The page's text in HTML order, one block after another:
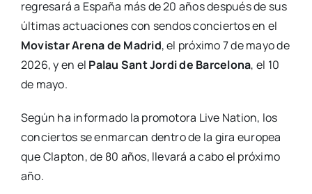
regresará a España más de 20 años después de sus
últimas actuaciones con sendos conciertos en el
Movistar Arena de Madrid, el próximo 7 de mayo de
2026, y en el Palau Sant Jordi de Barcelona, el 10
de mayo.
Según ha informado la promotora Live Nation, los
conciertos se enmarcan dentro de la gira europea
que Clapton, de 80 años, llevará a cabo el próximo
año.